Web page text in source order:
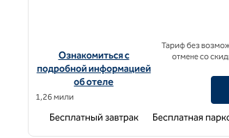
Посмотреть информацию об отеле
Ознакомиться с
подробной информацией
об отеле
1,26 мили
Тариф без
отмене со
Бесплатный завтрак Бесплатная